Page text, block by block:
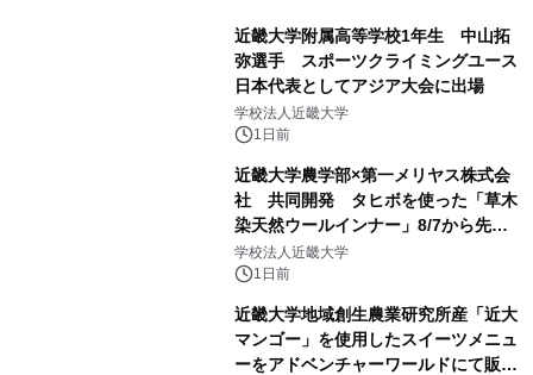
近畿大学附属高等学校1年生 中山拓
弥選手 スポーツクライミングユース
日本代表としてアジア大会に出場
学校法人近畿大学
1日前
近畿大学農学部×第一メリヤス株式会
社 共同開発 タヒボを使った「草木
染天然ウールインナー」8/7から先行
販売
学校法人近畿大学
1日前
近畿大学地域創生農業研究所産「近大
マンゴー」を使用したスイーツメニュ
ーをアドベンチャーワールドにて販売